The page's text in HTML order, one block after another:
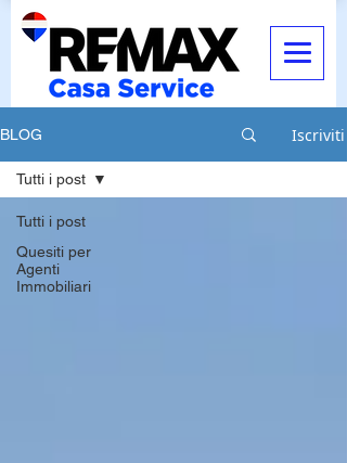
BLOG Iscriviti
Tutti i post
Quesiti per
Agenti
Immobiliari
Tutti i post